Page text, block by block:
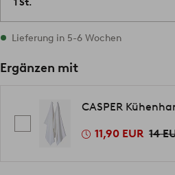
1 St.
Vorrätig
Lieferung in 5-6 Wochen
Ergänzen mit
CASPER
11,90 EUR 14